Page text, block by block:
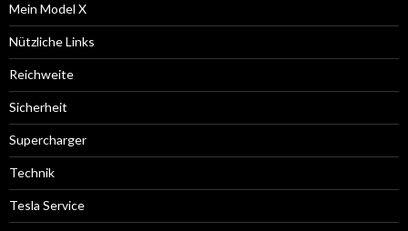
Mein Model X
Nützliche Links
Reichweite
Sicherheit
Supercharger
Technik
Tesla Service